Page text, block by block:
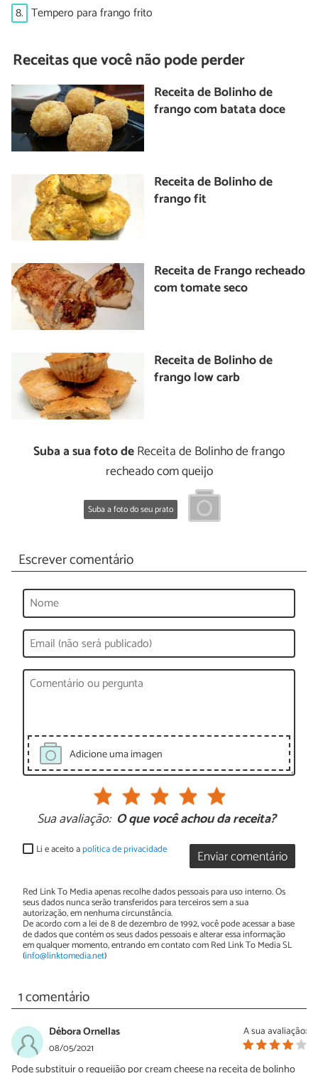
8. Tempero para frango frito
Receitas que você não pode perder
Receita de Bolinho de
frango com batata doce
Receita de Bolinho de
frango fit
Receita de Frango recheado
com tomate seco
Receita de Bolinho de
frango low carb
Suba a sua foto deReceita de Bolinho de frango
recheado com queijo
Suba a foto do seu prato
Escrever comentário
Adicione uma imagen
Sua avaliação: O que você achou da receita?
Enviar comentário
Li e aceito apolítica de privacidade
Red Link To Media apenas recolhe dados pessoais para uso interno. Os
seus dados nunca serão transferidos para terceiros sem a sua
autorização, em nenhuma circunstância.
De acordo com a lei de 8 de dezembro de 1992, você pode acessar a base
de dados que contém os seus dados pessoais e alterar essa informação
em qualquer momento, entrando em contato com Red Link To Media SL
(info@linktomedia.net)
1 comentário
A sua avaliação:
Débora Ornellas
08/05/2021
Pode substituir o requeijão por cream cheese na receita de bolinho